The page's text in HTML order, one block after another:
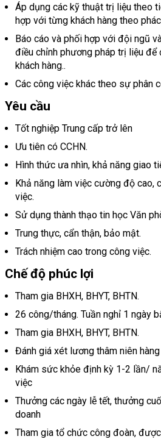
Áp dụng các kỹ thuật trị liệu theo
hợp với từng khách hàng theo
Báo cáo và phối hợp với đội ngũ
điều chỉnh phương pháp trị liệu để
khách hàng..
Các công việc khác theo sự phân
Yêu cầu
Tốt nghiệp Trung cấp trở lên
Ưu tiên có CCHN.
Hình thức ưa nhìn, khả năng giao
Khả năng làm việc cường độ cao,
việc.
Sử dụng thành thạo tin học Văn
Trung thực, cẩn thận, bảo mật.
Trách nhiệm cao trong công việc.
Chế độ phúc lợi
Tham gia BHXH, BHYT, BHTN.
26 công/tháng. Tuần nghỉ 1 ngày
Tham gia BHXH, BHYT, BHTN.
Đánh giá xét lương thâm niên hàng
Khám sức khỏe định kỳ 1-2 lần/
việc
Thưởng các ngày lễ tết, thưởng
doanh
Tham gia tổ chức công đoàn,